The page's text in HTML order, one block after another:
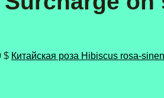
$ Китайская роза Hibiscus rosa-